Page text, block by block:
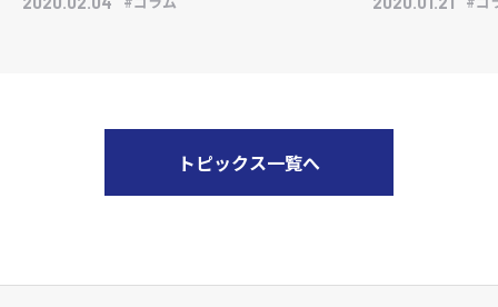
トピックス一覧へ